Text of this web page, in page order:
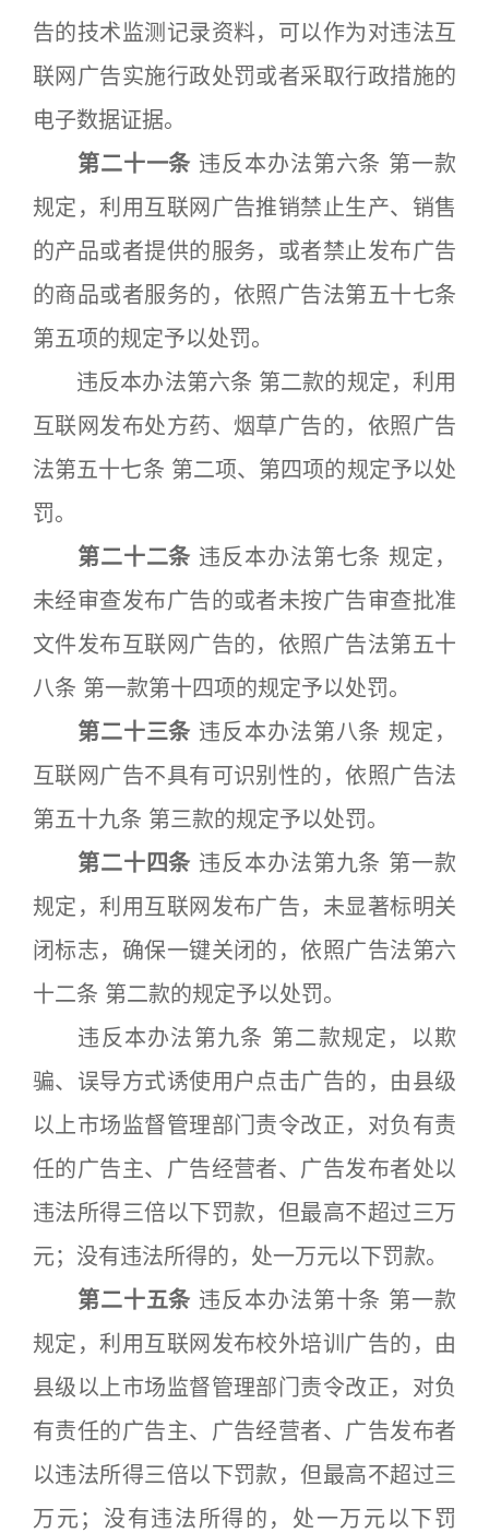
告的技术监测记录资料，可以作为对违法互
联网广告实施行政处罚或者采取行政措施的
电子数据证据。
第二十一条 违反本办法第六条 第一款
规定，利用互联网广告推销禁止生产、销售
的产品或者提供的服务，或者禁止发布广告
的商品或者服务的，依照广告法第五十七条
第五项的规定予以处罚。
违反本办法第六条 第二款的规定，利用
互联网发布处方药、烟草广告的，依照广告
法第五十七条 第二项、第四项的规定予以处
罚。
第二十二条 违反本办法第七条 规定，
未经审查发布广告的或者未按广告审查批准
文件发布互联网广告的，依照广告法第五十
八条 第一款第十四项的规定予以处罚。
第二十三条 违反本办法第八条 规定，
互联网广告不具有可识别性的，依照广告法
第五十九条 第三款的规定予以处罚。
第二十四条 违反本办法第九条 第一款
规定，利用互联网发布广告，未显著标明关
闭标志，确保一键关闭的，依照广告法第六
十二条 第二款的规定予以处罚。
违反本办法第九条 第二款规定，以欺
骗、误导方式诱使用户点击广告的，由县级
以上市场监督管理部门责令改正，对负有责
任的广告主、广告经营者、广告发布者处以
违法所得三倍以下罚款，但最高不超过三万
元；没有违法所得的，处一万元以下罚款。
第二十五条 违反本办法第十条 第一款
规定，利用互联网发布校外培训广告的，由
县级以上市场监督管理部门责令改正，对负
有责任的广告主、广告经营者、广告发布者
以违法所得三倍以下罚款，但最高不超过三
万元；没有违法所得的，处一万元以下罚